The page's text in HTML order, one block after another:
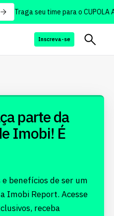
Traga seu time para o CUPOLA
Inscreva-se
parte da
Imobi! É
benefícios de ser um
Imobi Report. Acesse
receba